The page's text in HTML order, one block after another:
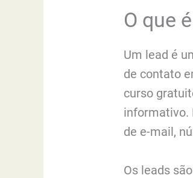
O que
Um lead é
de contato
curso
informativo.
de e-mail,
Os leads